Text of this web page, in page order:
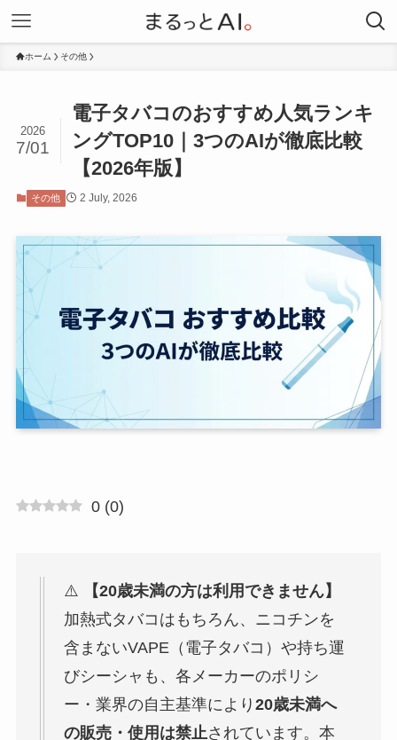
ホーム その他
電子タバコのおすすめ人気ランキ
ングTOP10｜3つのAIが徹底比較
【2026年版】
2026
7/01
その他 2 July, 2026
0 (0)
⚠️
【20歳未満の方は利用できません】
加熱式タバコはもちろん、ニコチンを
含まないVAPE（電子タバコ）や持ち運
びシーシャも、各メーカーのポリシ
ー・業界の自主基準により 20歳未満へ
の販売・使用は禁止されています。本